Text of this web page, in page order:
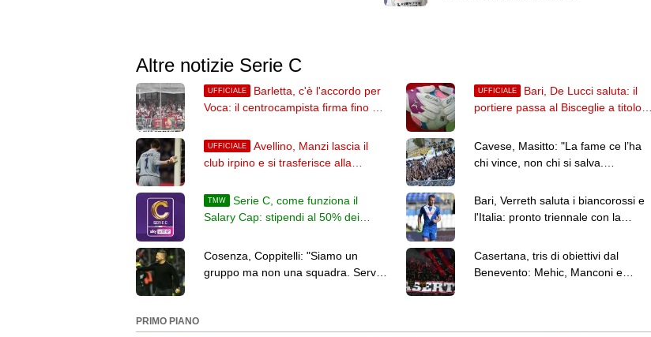
Altre notizie Serie C
UFFICIALE
Barletta, c'è l'accordo per
Voca: il centrocampista firma fino al
UFFICIALE
Bari, De Lucci saluta: il
portiere passa al Bisceglie a titolo
UFFICIALE
Avellino, Manzi lascia il
club irpino e si trasferisce alla
Cavese, Masitto: "La fame ce l’ha
chi vince, non chi si salva.
TMW
Serie C, come funziona il
Salary Cap: stipendi al 50% dei
Bari, Verreth saluta i biancorossi e
l'Italia: pronto triennale con la
Cosenza, Coppitelli: "Siamo un
gruppo ma non una squadra. Serve
Casertana, tris di obiettivi dal
Benevento: Mehic, Manconi e
PRIMO PIANO